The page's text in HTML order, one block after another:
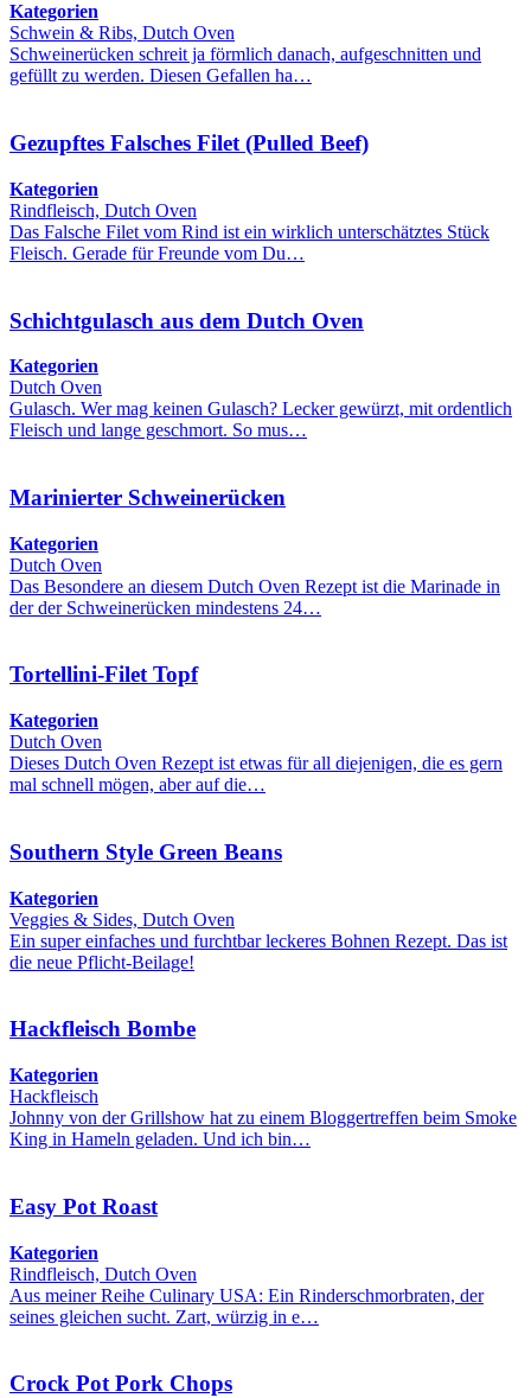
Kategorien
Schwein & Ribs, Dutch Oven
Schweinerücken schreit ja förmlich danach, aufgeschnitten und
gefüllt zu werden. Diesen Gefallen ha…
Gezupftes Falsches Filet (Pulled Beef)
Kategorien
Rindfleisch, Dutch Oven
Das Falsche Filet vom Rind ist ein wirklich unterschätztes Stück
Fleisch. Gerade für Freunde vom Du…
Schichtgulasch aus dem Dutch Oven
Kategorien
Dutch Oven
Gulasch. Wer mag keinen Gulasch? Lecker gewürzt, mit ordentlich
Fleisch und lange geschmort. So mus…
Marinierter Schweinerücken
Kategorien
Dutch Oven
Das Besondere an diesem Dutch Oven Rezept ist die Marinade in
der der Schweinerücken mindestens 24…
Tortellini-Filet Topf
Kategorien
Dutch Oven
Dieses Dutch Oven Rezept ist etwas für all diejenigen, die es gern
mal schnell mögen, aber auf die…
Southern Style Green Beans
Kategorien
Veggies & Sides, Dutch Oven
Ein super einfaches und furchtbar leckeres Bohnen Rezept. Das ist
die neue Pflicht-Beilage!
Hackfleisch Bombe
Kategorien
Hackfleisch
Johnny von der Grillshow hat zu einem Bloggertreffen beim Smoke
King in Hameln geladen. Und ich bin…
Easy Pot Roast
Kategorien
Rindfleisch, Dutch Oven
Aus meiner Reihe Culinary USA: Ein Rinderschmorbraten, der
seines gleichen sucht. Zart, würzig in e…
Crock Pot Pork Chops